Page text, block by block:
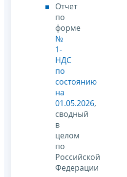
Отчет
по
форме
№
1-
НДС
по
состоянию
на
01.05.2026,
сводный
в
целом
по
Российской
Федерации